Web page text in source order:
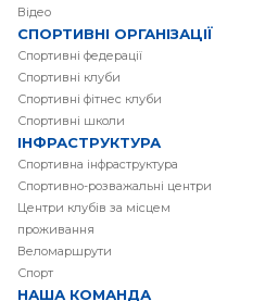
Вiдео
СПОРТИВНІ ОРГАНІЗАЦІЇ
Спортивні федерації
Спортивні клуби
Спортивні фітнес клуби
Спортивні школи
ІНФРАСТРУКТУРА
Спортивна інфраструктура
Спортивно-розважальні центри
Центри клубів за місцем
проживання
Веломаршрути
Спорт
НАША КОМАНДА